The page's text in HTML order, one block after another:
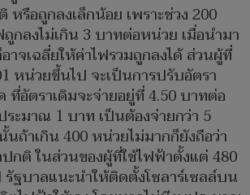
หรือถูกลงเล็กน้อย เพราะช่วง 200
กลงไม่เกิน 3 บาทต่อหน่วย เมื่อนำมา
จเฉลี่ยให้ค่าไฟรวมถูกลงได้ ส่วนผู้ที่
หน่วยขึ้นไป จะเป็นการปรับอัตรา
อัตราเดิมจะจ่ายอยู่ที่ 4.50 บาทต่อ
ะมาณ 1 บาท เป็นต้องจ่ายกว่า 5
ถ้าเกิน 400 หน่วยไม่มากก็ยังถือว่า
กติ ในส่วนของผู้ที่ใช้ไฟฟ้าตั้งแต่ 480
ฐบาลแนะนำให้ติดตั้งโซลาร์เซลล์บน